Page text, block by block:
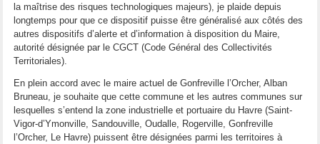
la maîtrise des risques technologiques majeurs), je plaide depuis
longtemps pour que ce dispositif puisse être généralisé aux côtés des
autres dispositifs d’alerte et d’information à disposition du Maire,
autorité désignée par le CGCT (Code Général des Collectivités
Territoriales).
En plein accord avec le maire actuel de Gonfreville l’Orcher, Alban
Bruneau, je souhaite que cette commune et les autres communes sur
lesquelles s’entend la zone industrielle et portuaire du Havre (Saint-
Vigor-d’Ymonville, Sandouville, Oudalle, Rogerville, Gonfreville
l’Orcher, Le Havre) puissent être désignées parmi les territoires à